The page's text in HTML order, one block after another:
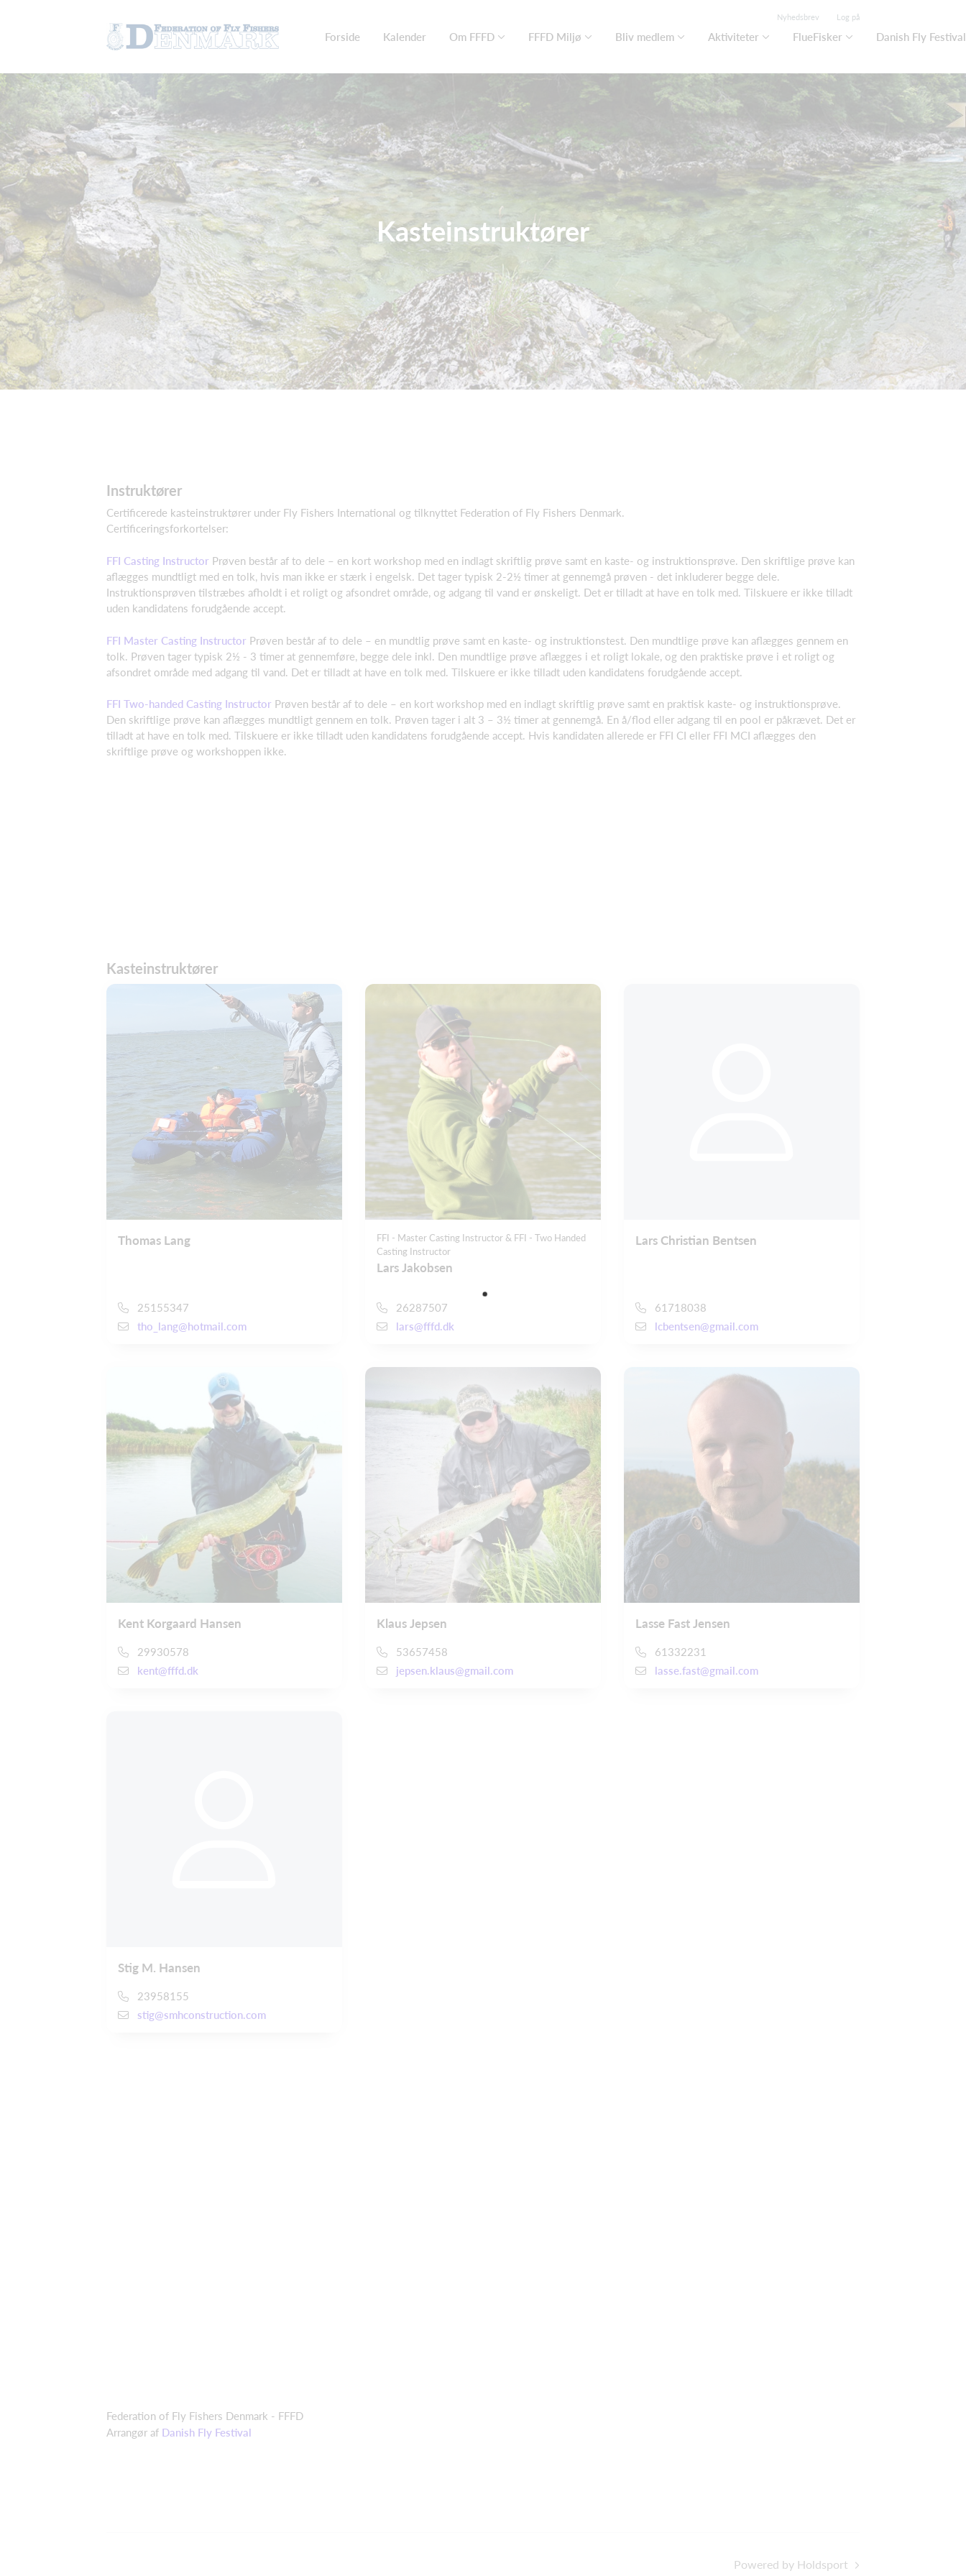
Nyhedsbrev Log på
Forside Kalender Om FFFD FFFD Miljø Bliv medlem Aktiviteter FlueFisker Danish Fly Festival
Kasteinstruktører
Instruktører
Certificerede kasteinstruktører under Fly Fishers International og tilknyttet Federation of Fly Fishers Denmark.
Certificeringsforkortelser:
FFI Casting Instructor Prøven består af to dele – en kort workshop med en indlagt skriftlig prøve samt en kaste- og instruktionsprøve. Den skriftlige prøve kan
aflægges mundtligt med en tolk, hvis man ikke er stærk i engelsk. Det tager typisk 2-2½ timer at gennemgå prøven - det inkluderer begge dele.
Instruktionsprøven tilstræbes afholdt i et roligt og afsondret område, og adgang til vand er ønskeligt. Det er tilladt at have en tolk med. Tilskuere er ikke tilladt
uden kandidatens forudgående accept.
FFI Master Casting Instructor Prøven består af to dele – en mundtlig prøve samt en kaste- og instruktionstest. Den mundtlige prøve kan aflægges gennem en
tolk. Prøven tager typisk 2½ - 3 timer at gennemføre, begge dele inkl. Den mundtlige prøve aflægges i et roligt lokale, og den praktiske prøve i et roligt og
afsondret område med adgang til vand. Det er tilladt at have en tolk med. Tilskuere er ikke tilladt uden kandidatens forudgående accept.
FFI Two-handed Casting Instructor Prøven består af to dele – en kort workshop med en indlagt skriftlig prøve samt en praktisk kaste- og instruktionsprøve.
Den skriftlige prøve kan aflægges mundtligt gennem en tolk. Prøven tager i alt 3 – 3½ timer at gennemgå. En å/flod eller adgang til en pool er påkrævet. Det er
tilladt at have en tolk med. Tilskuere er ikke tilladt uden kandidatens forudgående accept. Hvis kandidaten allerede er FFI CI eller FFI MCI aflægges den
skriftlige prøve og workshoppen ikke.
Kasteinstruktører
Thomas Lang
25155347
tho_lang@hotmail.com
FFI - Master Casting Instructor & FFI - Two Handed
Casting Instructor
Lars Jakobsen
26287507
lars@fffd.dk
Lars Christian Bentsen
61718038
lcbentsen@gmail.com
Kent Korgaard Hansen
29930578
kent@fffd.dk
Klaus Jepsen
53657458
jepsen.klaus@gmail.com
Lasse Fast Jensen
61332231
lasse.fast@gmail.com
Stig M. Hansen
23958155
stig@smhconstruction.com
Federation of Fly Fishers Denmark - FFFD
Arrangør af Danish Fly Festival
Powered by Holdsport